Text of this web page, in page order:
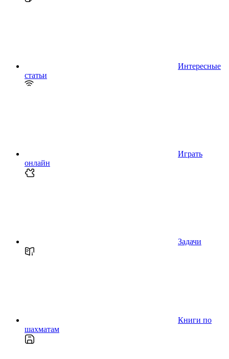
Интересные
статьи
Играть
онлайн
Задачи
Книги по
шахматам